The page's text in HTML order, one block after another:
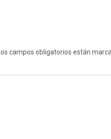
Los campos obligatorios están